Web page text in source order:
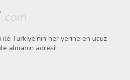
ile Türkiye'nin her yerine en ucuz
almanın adresi!